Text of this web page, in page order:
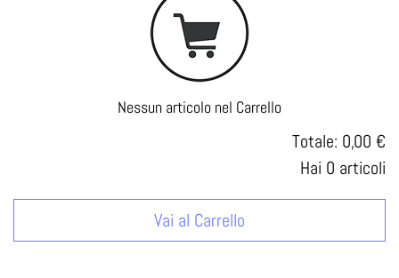
Nessun articolo nel Carrello
Hai 0 articoli
Totale: 0,00 €
Vai al Carrello